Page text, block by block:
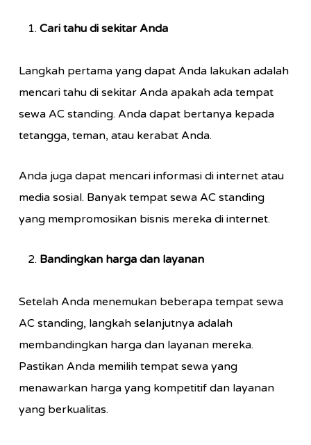
Cari tahu di sekitar Anda
Langkah pertama yang dapat Anda lakukan adalah
mencari tahu di sekitar Anda apakah ada tempat
sewa AC standing. Anda dapat bertanya kepada
tetangga, teman, atau kerabat Anda.
Anda juga dapat mencari informasi di internet atau
media sosial. Banyak tempat sewa AC standing
yang mempromosikan bisnis mereka di internet.
Bandingkan harga dan layanan
Setelah Anda menemukan beberapa tempat sewa
AC standing, langkah selanjutnya adalah
membandingkan harga dan layanan mereka.
Pastikan Anda memilih tempat sewa yang
menawarkan harga yang kompetitif dan layanan
yang berkualitas.